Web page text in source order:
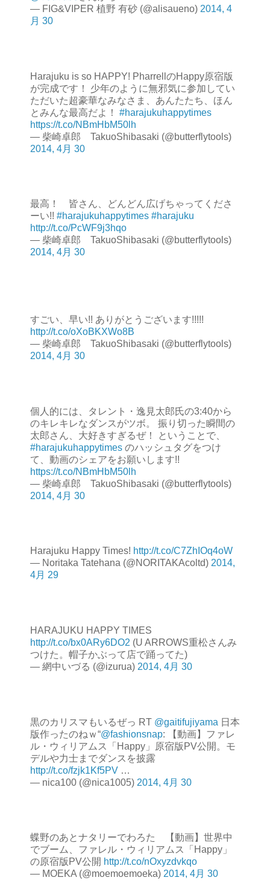
— FIG&VIPER 植野 有砂 (@alisaueno) 2014, 4
月 30
Harajuku is so HAPPY! PharrellのHappy原宿版
が完成です！ 少年のように無邪気に参加してい
ただいた超豪華なみなさま、あんたたち、ほん
とみんな最高だよ！ #harajukuhappytimes
https://t.co/NBmHbM50lh
— 柴崎卓郎 TakuoShibasaki (@butterflytools)
2014, 4月 30
最高！ 皆さん、どんどん広げちゃってくださ
ーい!! #harajukuhappytimes #harajuku
http://t.co/PcWF9j3hqo
— 柴崎卓郎 TakuoShibasaki (@butterflytools)
2014, 4月 30
すごい、早い!! ありがとうございます!!!!!
http://t.co/oXoBKXWo8B
— 柴崎卓郎 TakuoShibasaki (@butterflytools)
2014, 4月 30
個人的には、タレント・逸見太郎氏の3:40から
のキレキレなダンスがツボ。 振り切った瞬間の
太郎さん、大好きすぎるぜ！ ということで、
#harajukuhappytimes のハッシュタグをつけ
て、動画のシェアをお願いします!!
https://t.co/NBmHbM50lh
— 柴崎卓郎 TakuoShibasaki (@butterflytools)
2014, 4月 30
Harajuku Happy Times! http://t.co/C7ZhIOq4oW
— Noritaka Tatehana (@NORITAKAcoltd) 2014,
4月 29
HARAJUKU HAPPY TIMES
http://t.co/bx0ARy6DO2 (U ARROWS重松さんみ
つけた。帽子かぶって店で踊ってた)
— 網中いづる (@izurua) 2014, 4月 30
黒のカリスマもいるぜっ RT @gaitifujiyama 日本
版作ったのねｗ“@fashionsnap: 【動画】ファレ
ル・ウィリアムス「Happy」原宿版PV公開。モ
デルや力士までダンスを披露
http://t.co/fzjk1Kf5PV …
— nica100 (@nica1005) 2014, 4月 30
蝶野のあとナタリーでわろた 【動画】世界中
でブーム、ファレル・ウィリアムス「Happy」
の原宿版PV公開 http://t.co/nOxyzdvkqo
— MOEKA (@moemoemoeka) 2014, 4月 30